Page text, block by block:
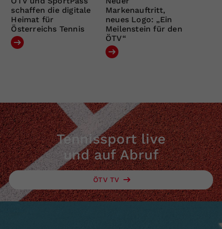
schaffen die digitale
Heimat für
Österreichs Tennis
Markenauftritt,
neues Logo: „Ein
Meilenstein für den
ÖTV“
Tennissport live
und auf Abruf
ÖTV TV